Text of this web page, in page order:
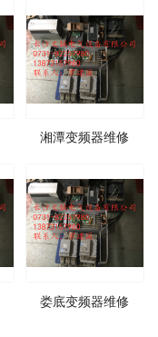
湘潭变频器维修
娄底变频器维修